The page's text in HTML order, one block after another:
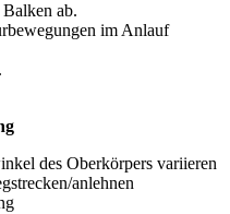
ab.
im Anlauf
des Oberkörpers variieren
anlehnen